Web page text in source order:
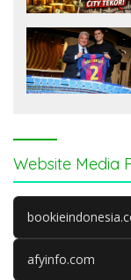
Website Media
afyinfo.com